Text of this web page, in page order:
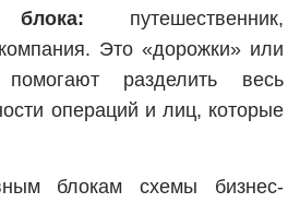
блока: путешественник,
Это «дорожки» или
разделить весь
операций и лиц, которые
блокам схемы бизнес-